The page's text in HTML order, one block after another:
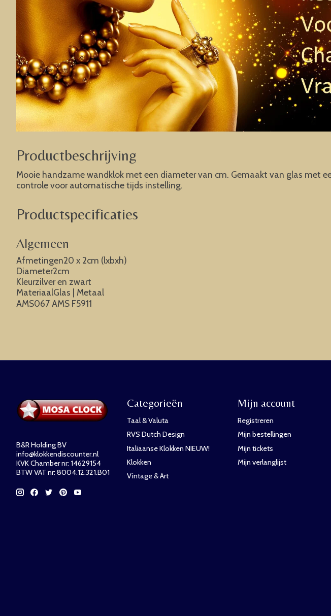
Productbeschrijving
Mooie handzame wandklok met een diameter van cm. Gemaakt van glas met
controle voor automatische tijds instelling.
Productspecificaties
Algemeen
Afmetingen20 x 2cm (lxbxh)
Diameter2cm
Kleurzilver en zwart
MateriaalGlas | Metaal
AMS067 AMS F5911
B&R Holding BV
info@klokkendiscounter.nl
KVK Chamber nr: 14629154
BTW VAT nr: 8004.12.321.B01
Categorieën
Taal & Valuta
RVS Dutch Design
Italiaanse Klokken NIEUW!
Klokken
Vintage & Art
Mijn account
Registreren
Mijn bestellingen
Mijn tickets
Mijn verlanglijst